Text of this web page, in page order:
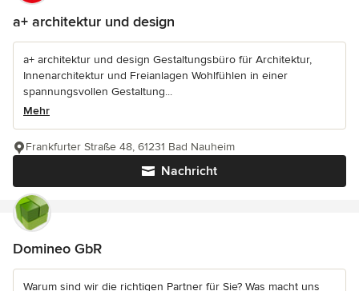
a+ architektur und design
a+ architektur und design Gestaltungsbüro für Architektur,
Innenarchitektur und Freianlagen Wohlfühlen in einer
spannungsvollen Gestaltung...
Mehr
Nachricht
Frankfurter Straße 48, 61231 Bad Nauheim
Domineo GbR
Warum sind wir die richtigen Partner für Sie? Was macht uns